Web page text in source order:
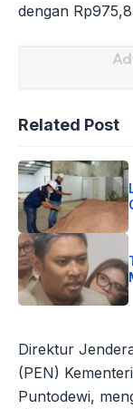
dengan
Related Post
Direktur
(PEN)
Puntodewi,